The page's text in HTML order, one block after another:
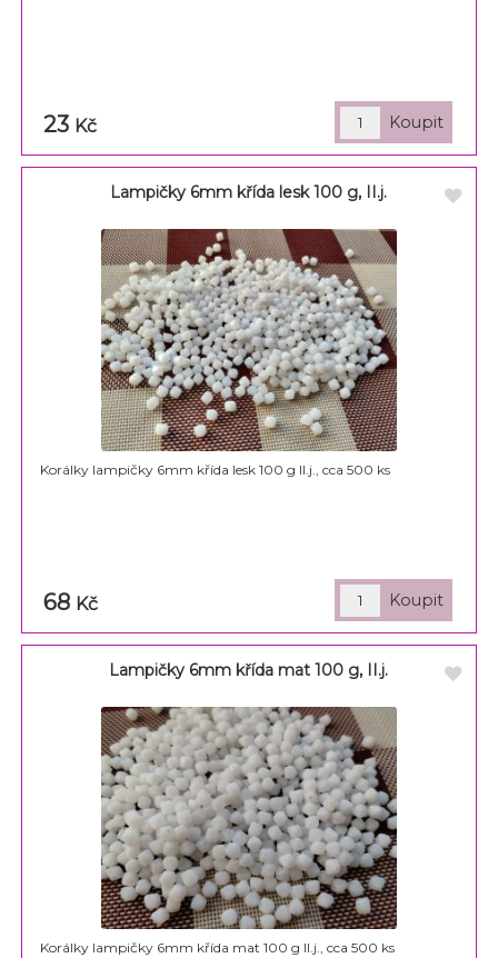
23 Kč
Lampičky 6mm křída lesk 100 g, II.j.
Korálky lampičky 6mm křída lesk 100 g II.j., cca 500 ks
68 Kč
Lampičky 6mm křída mat 100 g, II.j.
Korálky lampičky 6mm křída mat 100 g II.j., cca 500 ks